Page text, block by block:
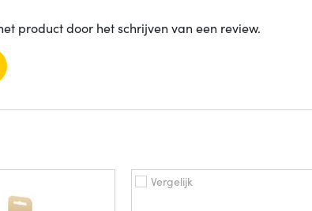
product door het schrijven van een review.
Vergelijk